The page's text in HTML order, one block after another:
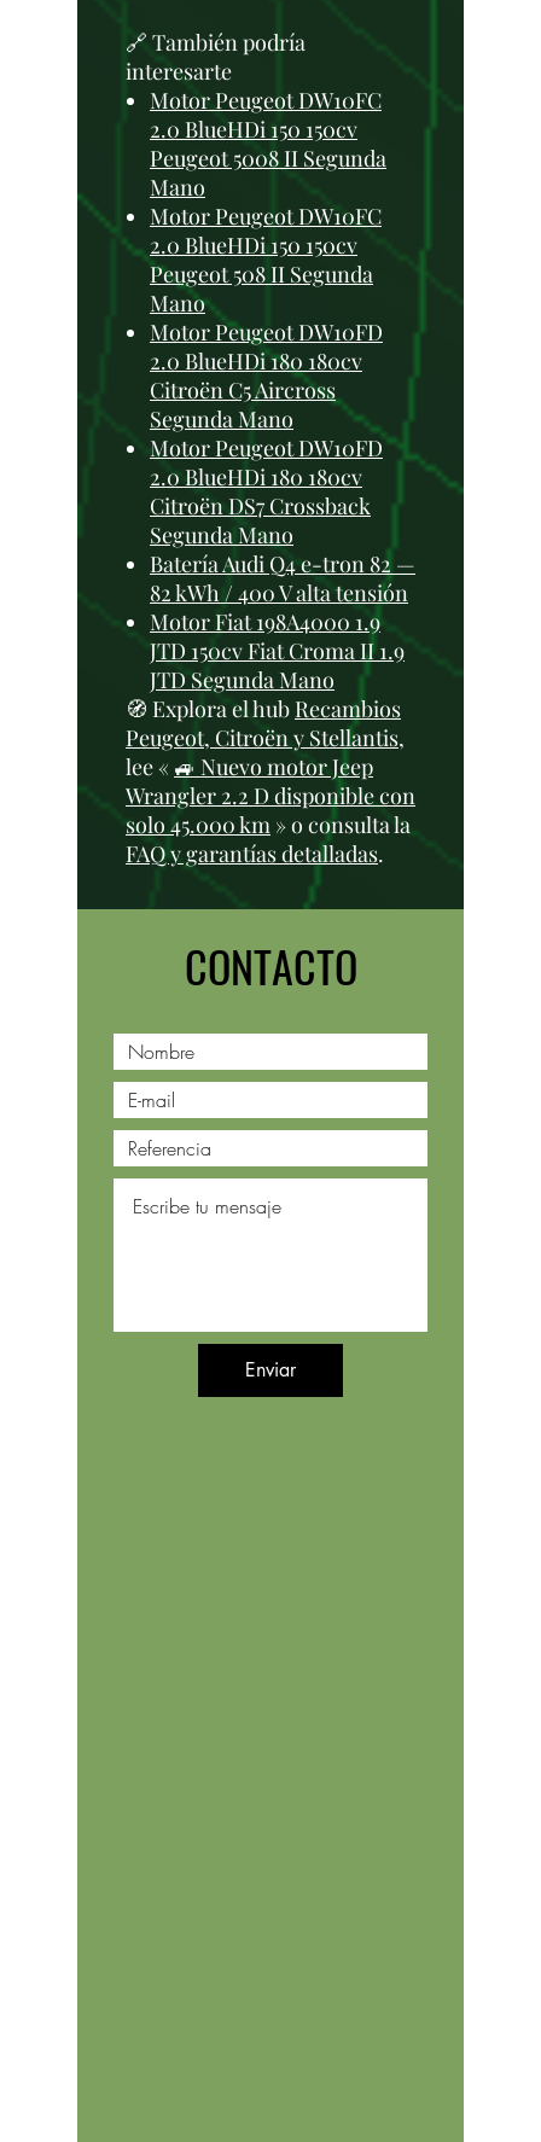
🔗 También podría
interesarte
Motor Peugeot DW10FC
2.0 BlueHDi 150 150cv
Peugeot 5008 II Segunda
Mano
Motor Peugeot DW10FC
2.0 BlueHDi 150 150cv
Peugeot 508 II Segunda
Mano
Motor Peugeot DW10FD
2.0 BlueHDi 180 180cv
Citroën C5 Aircross
Segunda Mano
Motor Peugeot DW10FD
2.0 BlueHDi 180 180cv
Citroën DS7 Crossback
Segunda Mano
Batería Audi Q4 e-tron 82 —
82 kWh / 400 V alta tensión
Motor Fiat 198A4000 1.9
JTD 150cv Fiat Croma II 1.9
JTD Segunda Mano
🧭 Explora el hub Recambios
Peugeot, Citroën y Stellantis,
lee « 🚙 Nuevo motor Jeep
Wrangler 2.2 D disponible con
solo 45.000 km » o consulta la
FAQ y garantías detalladas.
CONTACTO
Enviar